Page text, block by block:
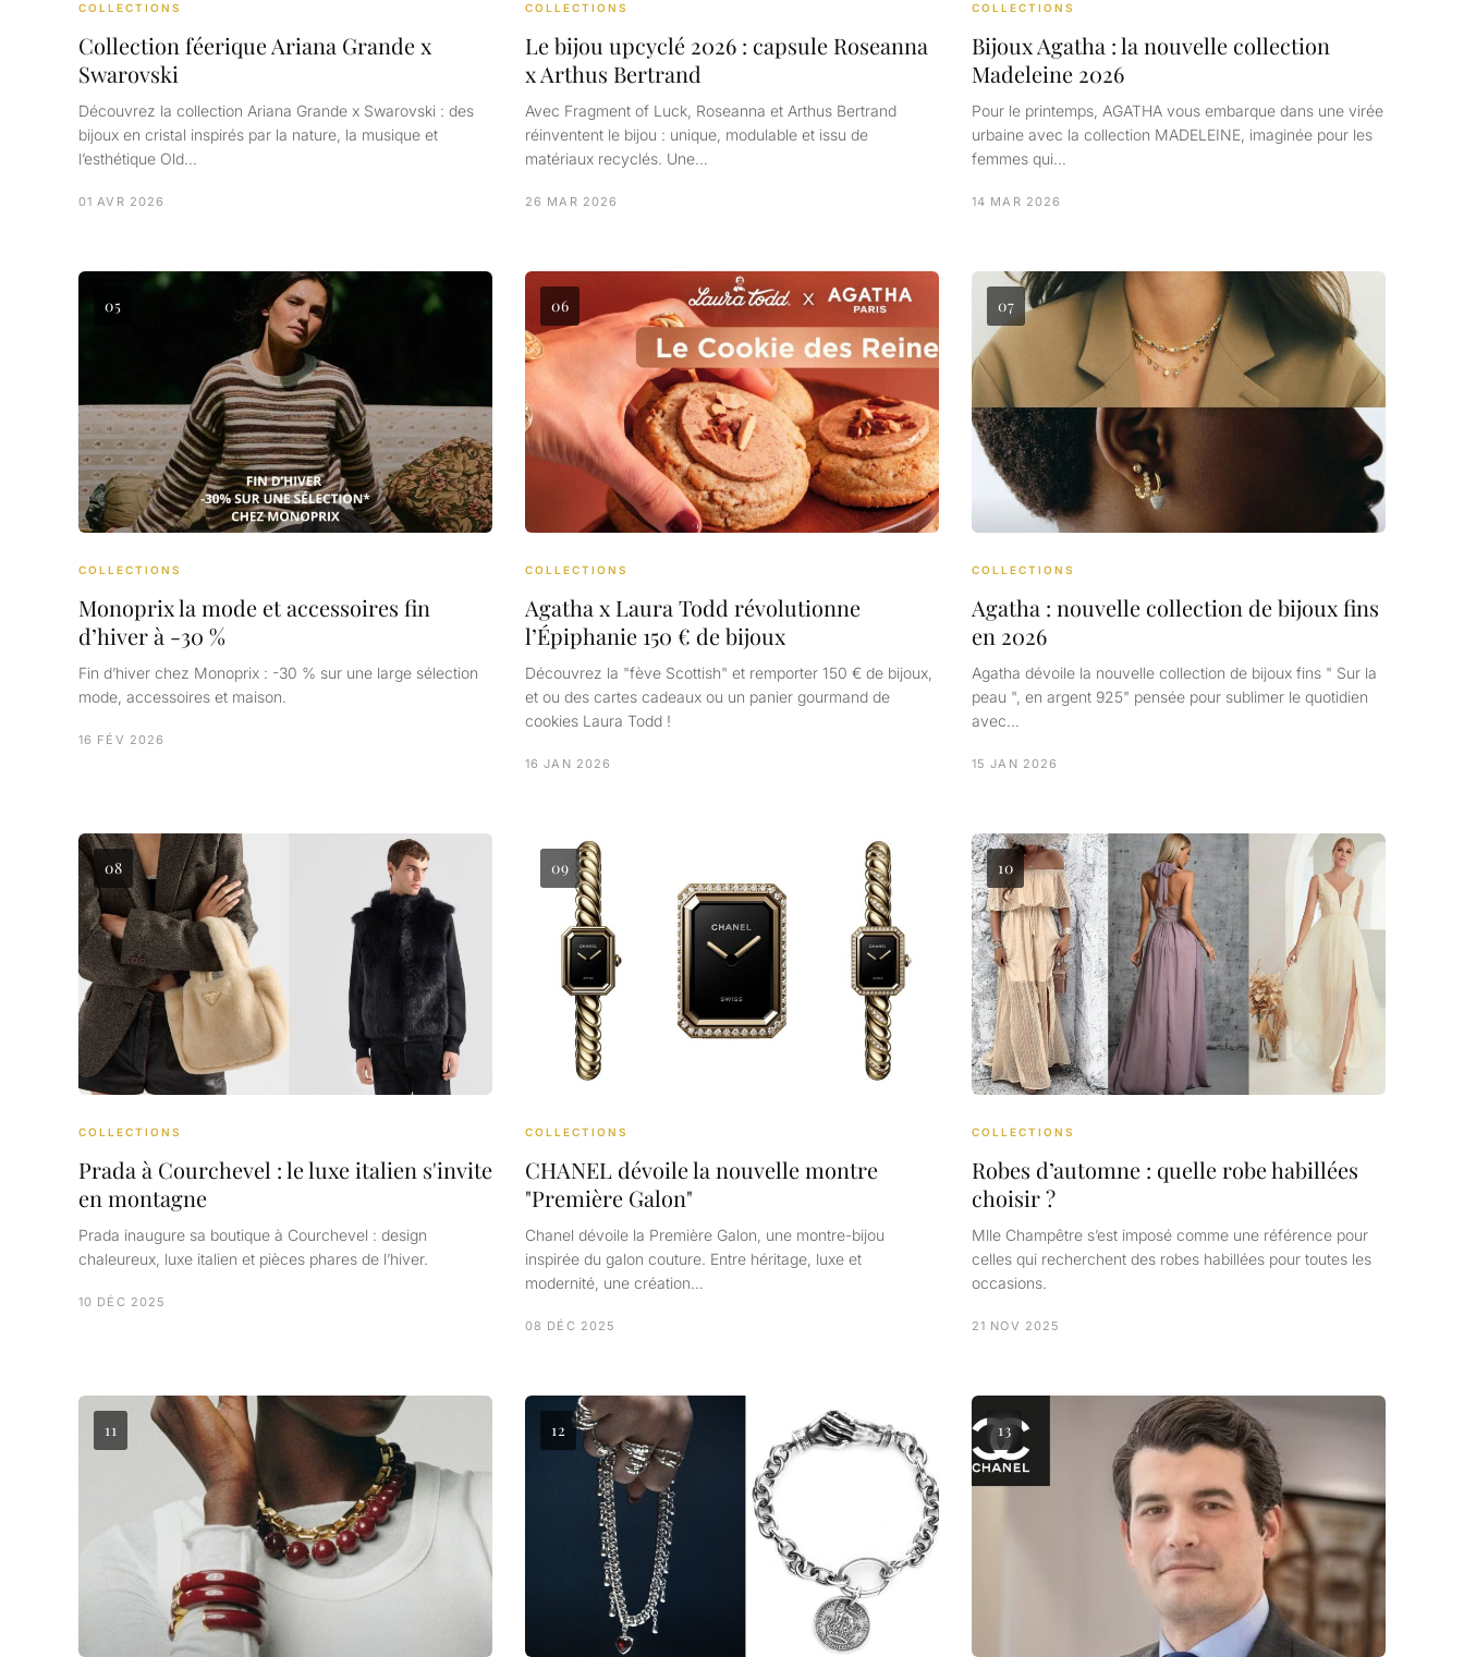
COLLECTIONS
Collection féerique Ariana Grande x
Swarovski
Découvrez la collection Ariana Grande x Swarovski : des
bijoux en cristal inspirés par la nature, la musique et
l’esthétique Old…
01 AVR 2026
COLLECTIONS
Le bijou upcyclé 2026 : capsule Roseanna
x Arthus Bertrand
Avec Fragment of Luck, Roseanna et Arthus Bertrand
réinventent le bijou : unique, modulable et issu de
matériaux recyclés. Une…
26 MAR 2026
COLLECTIONS
Bijoux Agatha : la nouvelle collection
Madeleine 2026
Pour le printemps, AGATHA vous embarque dans une virée
urbaine avec la collection MADELEINE, imaginée pour les
femmes qui…
14 MAR 2026
05
COLLECTIONS
Monoprix la mode et accessoires fin
d’hiver à -30 %
Fin d’hiver chez Monoprix : -30 % sur une large sélection
mode, accessoires et maison.
16 FÉV 2026
06
COLLECTIONS
Agatha x Laura Todd révolutionne
l’Épiphanie 150 € de bijoux
Découvrez la "fève Scottish" et remporter 150 € de bijoux,
et ou des cartes cadeaux ou un panier gourmand de
cookies Laura Todd !
16 JAN 2026
07
COLLECTIONS
Agatha : nouvelle collection de bijoux fins
en 2026
Agatha dévoile la nouvelle collection de bijoux fins " Sur la
peau ", en argent 925" pensée pour sublimer le quotidien
avec…
15 JAN 2026
08
COLLECTIONS
Prada à Courchevel : le luxe italien s'invite
en montagne
Prada inaugure sa boutique à Courchevel : design
chaleureux, luxe italien et pièces phares de l’hiver.
10 DÉC 2025
09
COLLECTIONS
CHANEL dévoile la nouvelle montre
"Première Galon"
Chanel dévoile la Première Galon, une montre-bijou
inspirée du galon couture. Entre héritage, luxe et
modernité, une création…
08 DÉC 2025
10
COLLECTIONS
Robes d’automne : quelle robe habillées
choisir ?
Mlle Champêtre s’est imposé comme une référence pour
celles qui recherchent des robes habillées pour toutes les
occasions.
21 NOV 2025
11 12 13